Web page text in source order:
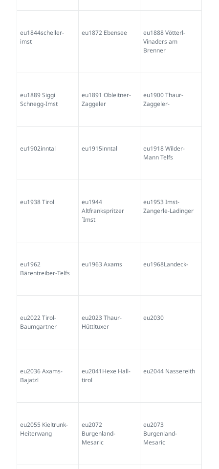
eu1844scheller-
imst
eu1872 Ebensee
eu1888 Vötterl-
Vinaders am
Brenner
eu1889 Siggi
Schnegg-Imst
eu1891 Obleitner-
Zaggeler
eu1900 Thaur-
Zaggeler-
eu1902inntal eu1915inntal
eu1918 Wilder-
Mann Telfs
eu1938 Tirol
eu1944
Altfrankspritzer
´Imst
eu1953 Imst-
Zangerle-Ladinger
eu1962
Bärentreiber-Telfs
eu1963 Axams eu1968Landeck-
eu2022 Tirol-
Baumgartner
eu2023 Thaur-
Hüttltuxer
eu2030
eu2036 Axams-
Bajatzl
eu2041Hexe Hall-
tirol
eu2044 Nassereith
eu2055 Kieltrunk-
Heiterwang
eu2072
Burgenland-
Mesaric
eu2073
Burgenland-
Mesaric